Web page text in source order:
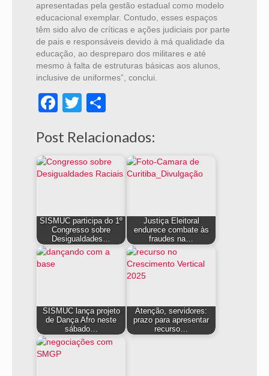
apresentadas pela gestão estadual como modelo
educacional exemplar. Contudo, esses espaços
têm sido alvo de críticas e ações judiciais por parte
de pais e responsáveis devido à má qualidade da
educação, ao despreparo dos militares e até
mesmo à falta de estruturas básicas aos alunos,
inclusive de uniformes”, conclui.
Facebook
Twitter
Post Relacionados:
SISMUC participa do 1º
Congresso sobre
Desigualdades…
Justiça Eleitoral
endurece combate às
fraudes na…
SISMUC lança projeto
de Dança Afro neste
sábado…
Atenção, servidores:
prazo para apresentar
recurso…